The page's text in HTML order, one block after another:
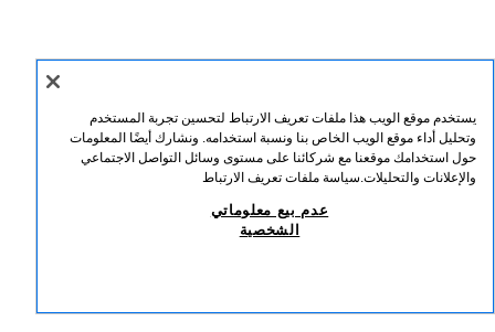
يستخدم موقع الويب هذا ملفات تعريف الارتباط لتحسين تجربة المستخدم
وتحليل أداء موقع الويب الخاص بنا ونسبة استخدامه. ونشارك أيضًا المعلومات
حول استخدامك موقعنا مع شركائنا على مستوى وسائل التواصل الاجتماعي
والإعلانات والتحليلات.سياسة ملفات تعريف الارتباط
عدم بيع معلوماتي
الشخصية